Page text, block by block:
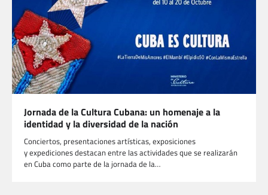
Jornada de la Cultura Cubana: un homenaje a la
identidad y la diversidad de la nación
Conciertos, presentaciones artísticas, exposiciones
y expediciones destacan entre las actividades que se realizarán
en Cuba como parte de la jornada de la…